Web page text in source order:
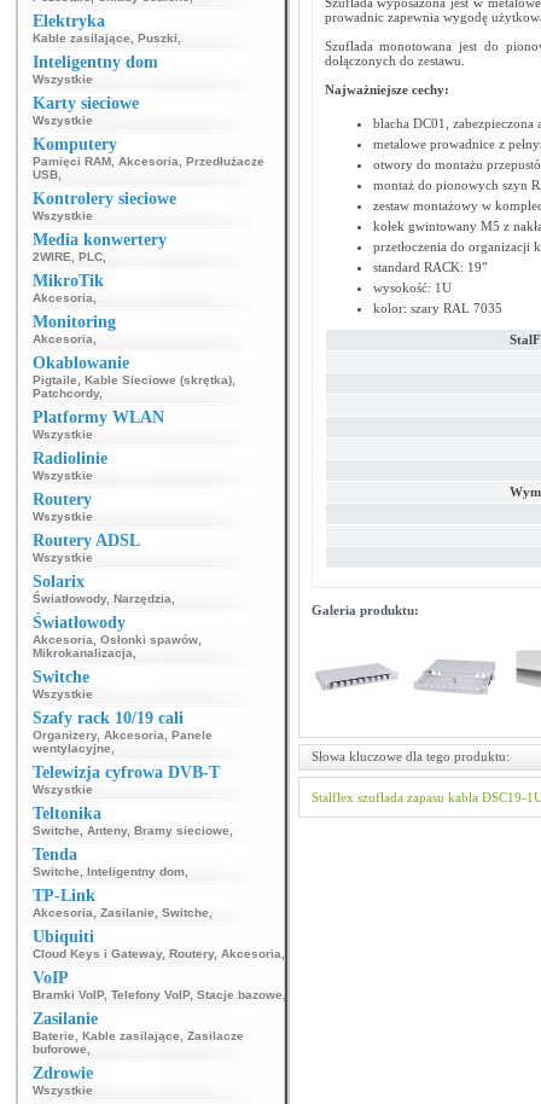
Elektryka
Kable zasilające Puszki
Inteligentny dom
Wszystkie
Karty sieciowe
Wszystkie
Komputery
Pamięci RAM Akcesoria
Przedłużacze
USB
Kontrolery sieciowe
Wszystkie
Media konwertery
2WIRE PLC
MikroTik
Akcesoria
Monitoring
Akcesoria
Okablowanie
Pigtaile Kable Sieciowe (skrętka)
Patchcordy,
Platformy WLAN
Wszystkie
Radiolinie
Wszystkie
Routery
Wszystkie
Routery ADSL
Wszystkie
Solarix
Światłowody, Narzędzia
Światłowody
Akcesoria Osłonki spawów
Mikrokanalizacja
Switche
Wszystkie
Szafy rack 10/19 cali
Organizery, Akcesoria
Panele
wentylacyjne
Telewizja cyfrowa DVB-T
Wszystkie
Teltonika
Switche Anteny, Bramy sieciowe
Tenda
Switche Inteligentny dom
TP-Link
Akcesoria Zasilanie Switche
Ubiquiti
Cloud Keys i Gateway, Routery, Akcesoria
VoIP
Bramki VoIP, Telefony VoIP, Stacje bazowe
Zasilanie
Baterie Kable zasilające
Zasilacze
buforowe
Zdrowie
Wszystkie
prowadnic zapewnia wygodę
Szuflada monotowana jest do
dołączonych do zestawu.
Najważniejsze cechy:
blacha DC01,
metalowe prowadnice z
otwory do montażu
montaż do pionowych szyn
zestaw montażowy w
kołek gwintowany M5 z
przetłoczenia do organizacji
standard RACK: 19”
wysokość: 1U
kolor: szary RAL 7035
Galeria produktu:
Słowa kluczowe dla tego produktu:
Stalflex szuflada zapasu kabla DSC19-